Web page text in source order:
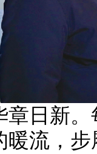
日新。
暖流，